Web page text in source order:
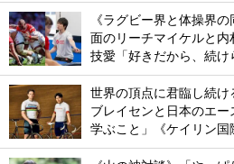
《ラグビー界と体操界
面のリーチマイケルと
技愛「好きだから、続け
世界の頂点に君臨し続け
ブレイセンと日本のエ
学ぶこと」《ケイリン国